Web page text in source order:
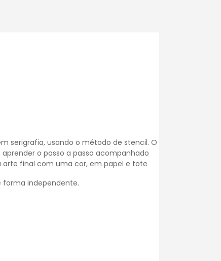
serigrafia, usando o método de stencil. O
o passo a passo acompanhado
arte final com uma cor, em papel e tote
forma independente.